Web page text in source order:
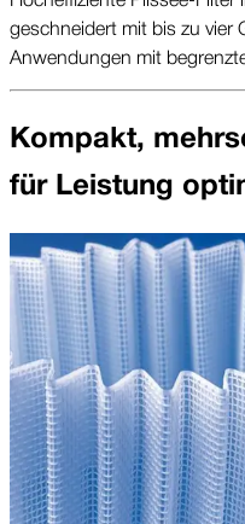
geschnei­dert mit bis zu vier
An­wen­dungen mit
Kompakt,
für Leis­tung